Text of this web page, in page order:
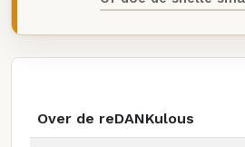
Over de reDANKulous